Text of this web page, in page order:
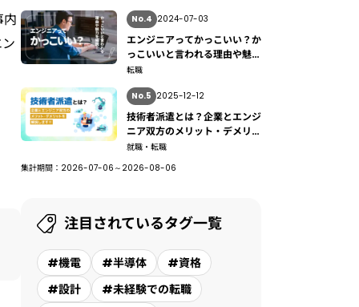
内
No.4 2024-07-03
エンジニアってかっこいい？か
っこいいと言われる理由や魅力
を解説
転職
No.5 2025-12-12
技術者派遣とは？企業とエンジ
ニア双方のメリット・デメリッ
トを解説
就職・転職
集計期間：2026-07-06～2026-08-06
注目されているタグ一覧
#機電 #半導体
#資格
#設計
#未経験での転職